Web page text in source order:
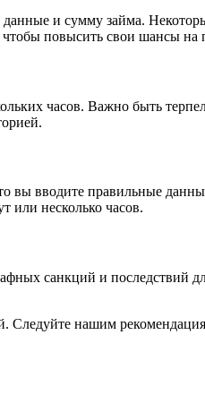
данные и сумму займа.
повысить свои шансы на
часов. Важно быть
вы вводите правильные
или несколько часов.
санкций и последствий
Следуйте нашим